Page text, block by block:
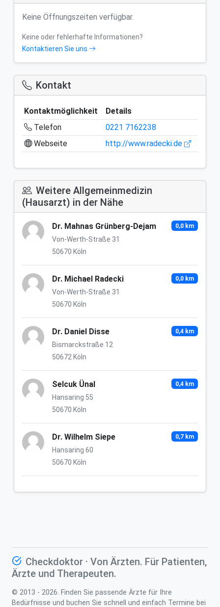
Keine Öffnungszeiten verfügbar.
Keine oder fehlerhafte Informationen?
Kontaktieren Sie uns
Kontakt
Kontaktmöglichkeit
Details
Telefon
0221 7162238
Webseite
http://www.radecki.de
Weitere Allgemeinmedizin
(Hausarzt) in der Nähe
Dr. Mahnas Grünberg-Dejam
Von-Werth-Straße 31
50670 Köln
0,0 km
Dr. Michael Radecki
Von-Werth-Straße 31
50670 Köln
0,0 km
Dr. Daniel Disse
Bismarckstraße 12
50672 Köln
0,4 km
Selcuk Ünal
Hansaring 55
50670 Köln
0,4 km
Dr. Wilhelm Siepe
Hansaring 60
50670 Köln
0,7 km
Checkdoktor · Von Ärzten. Für Patienten,
Ärzte und Therapeuten.
© 2013 - 2026. Finden Sie passende Ärzte für Ihre
Bedürfnisse und buchen Sie schnell und einfach Termine bei